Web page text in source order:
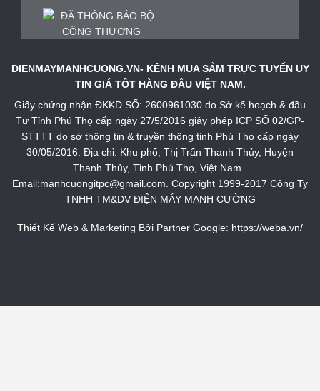
DIENMAYMANHCUONG.VN- KÊNH MUA SẮM TRỰC TUYẾN UY
TIN GIÁ TỐT HÀNG ĐẦU VIỆT NAM.
Giấy chứng nhận ĐKKD SỐ: 2600961030 do Sở kế hoạch & đầu
Tư Tỉnh Phú Thọ cấp ngày 27/5/2016 giây phép ICP SỐ 02/GP-
STTTT do sở thông tin & truyền thông tỉnh Phú Thọ cấp ngày
30/05/2016. Địa chỉ: Khu phố, Thị Trấn Thanh Thủy, Huyện
Thanh Thủy, Tỉnh Phú Thọ, Việt Nam .
Email:manhcuongitpc@gmail.com. Copyright 1999-2017 Công Ty
TNHH TM&DV ĐIỆN MÁY MẠNH CƯỜNG
Thiết Kế Web & Marketing Bởi Partner Google: https://weba.vn/